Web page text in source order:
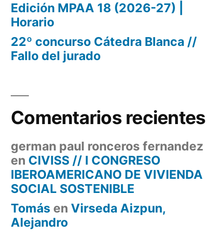
Edición MPAA 18 (2026-27) |
Horario
22º concurso Cátedra Blanca //
Fallo del jurado
Comentarios recientes
german paul ronceros fernandez
en CIVISS // I CONGRESO
IBEROAMERICANO DE VIVIENDA
SOCIAL SOSTENIBLE
Tomás en Virseda Aizpun,
Alejandro